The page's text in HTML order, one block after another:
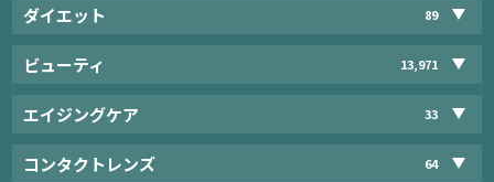
ダイエット 89
ビューティ 13,971
エイジングケア 33
コンタクトレンズ 64